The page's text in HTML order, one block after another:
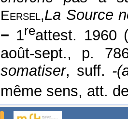
Eersel,La Source
− 1reattest. 1960 (
août-sept., p.
somatiser, suff. -
même sens, att.